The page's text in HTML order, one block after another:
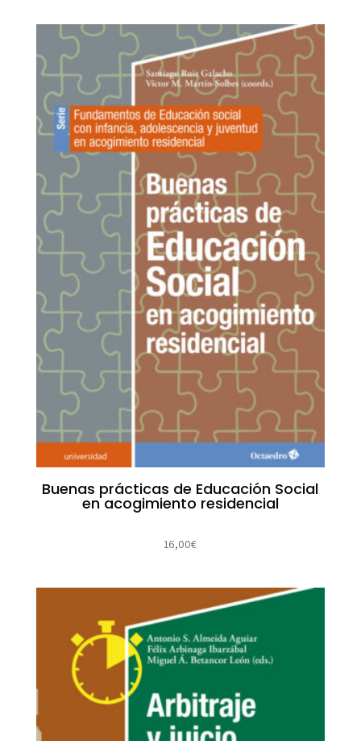
Buenas prácticas de Educación Social
en acogimiento residencial
16,00€